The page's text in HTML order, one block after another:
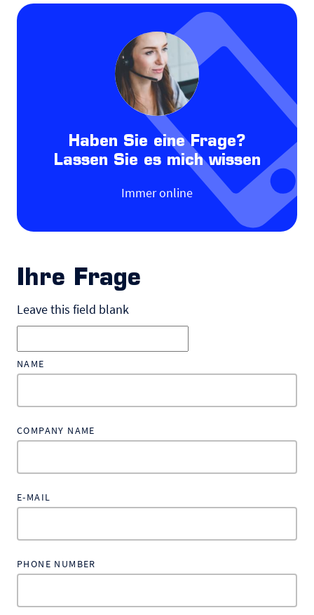
Haben Sie eine Frage?
Lassen Sie es mich wissen
Immer online
Ihre Frage
Leave this field blank
NAME
COMPANY NAME
E-MAIL
PHONE NUMBER